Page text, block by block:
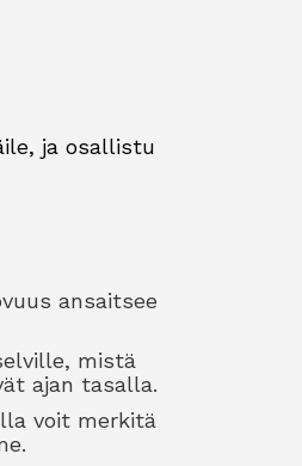
ja osallistu
ansaitsee
mistä
ajan tasalla.
voit merkitä